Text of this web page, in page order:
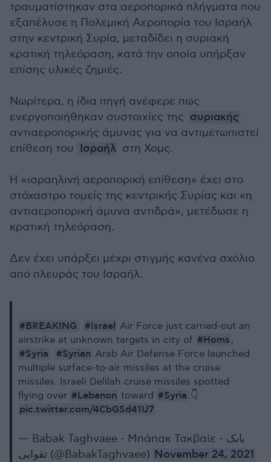
τραυματίστηκαν στα αεροπορικά πλήγματα που
εξαπέλυσε η Πολεμική Αεροπορία του Ισραήλ
στην κεντρική Συρία, μεταδίδει η συριακή
κρατική τηλεόραση, κατά την οποία υπήρξαν
επίσης υλικές ζημιές.
Νωρίτερα, η ίδια πηγή ανέφερε πως
ενεργοποιήθηκαν συστοιχίες της συριακής
αντιαεροπορικής άμυνας για να αντιμετωπιστεί
επίθεση του
Ισραήλ στη Χομς.
Η «ισραηλινή αεροπορική επίθεση» έχει στο
στόχαστρο τομείς της κεντρικής Συρίας και «η
αντιαεροπορική άμυνα αντιδρά», μετέδωσε η
κρατική τηλεόραση.
Δεν έχει υπάρξει μέχρι στιγμής κανένα σχόλιο
από πλευράς του Ισραήλ.
#BREAKING : #Israel Air Force just carried-out an
airstrike at unknown targets in city of #Homs ,
#Syria . #Syrian Arab Air Defense Force launched
multiple surface-to-air missiles at the cruise
missiles. Israeli Delilah cruise missiles spotted
flying over #Lebanon toward #Syria .👇
pic.twitter.com/4CbGSd41U7
— Babak Taghvaee - Μπάπακ Τακβαίε - بابک
تقوایی (@BabakTaghvaee) November 24, 2021